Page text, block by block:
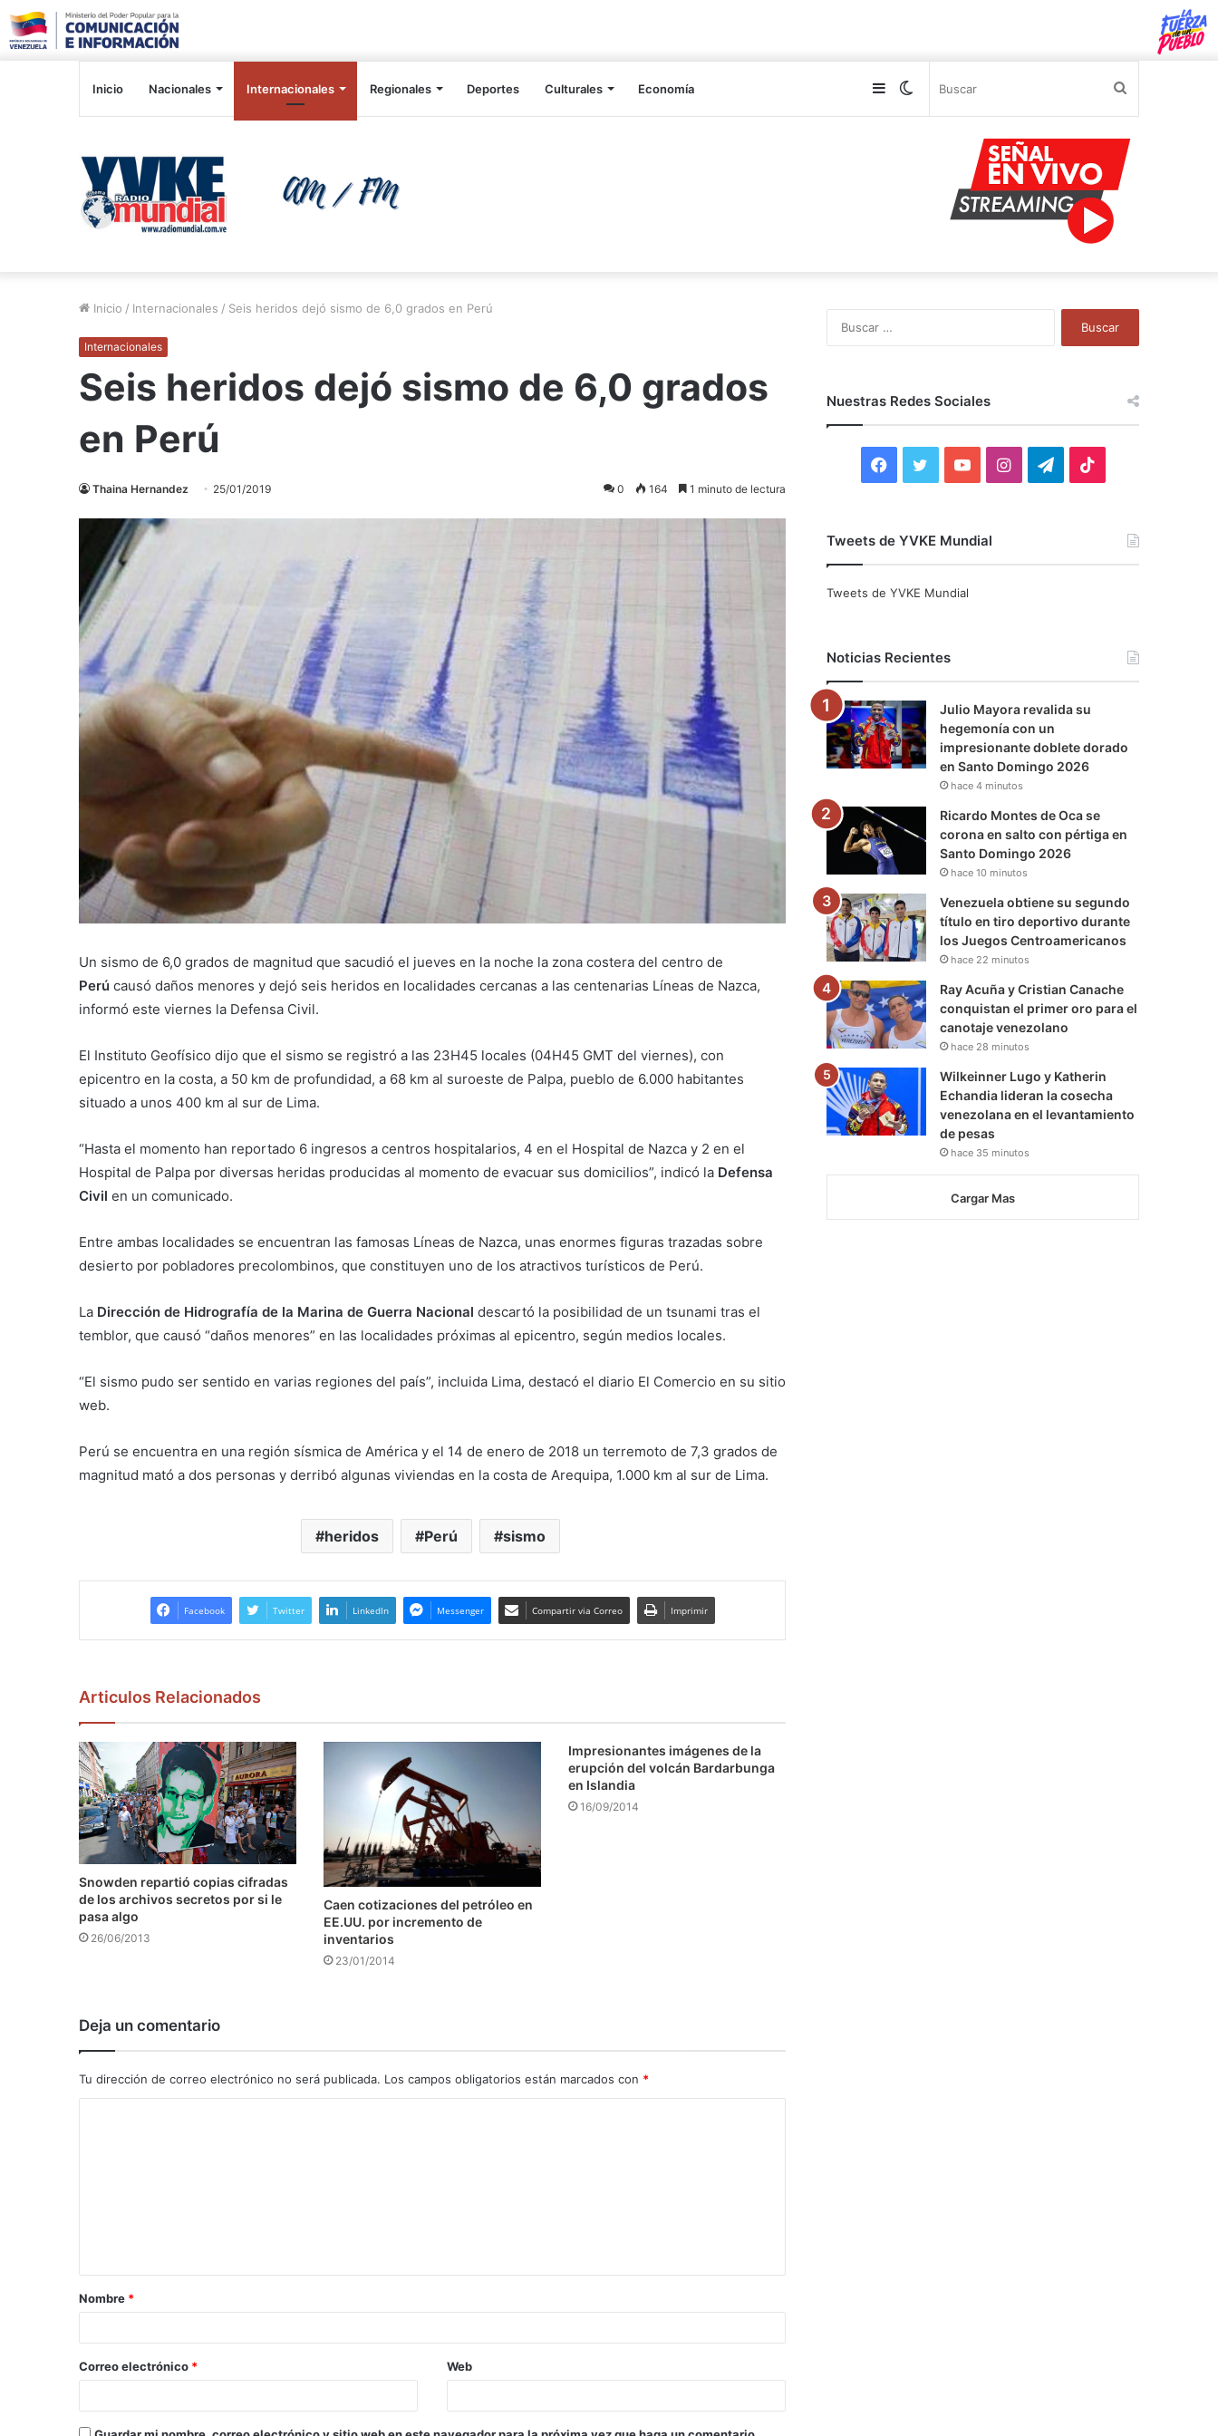
Inicio Nacionales Internacionales Regionales Deportes Culturales Economía Switch
Sidebar
Inicio / Internacionales / Seis heridos dejó sismo de 6,0 grados en Perú
Internacionales
Seis heridos dejó sismo de 6,0 grados
en Perú
Thaina Hernandez 25/01/2019 0 164 1 minuto de lectura
Un sismo de 6,0 grados de magnitud que sacudió el jueves en la noche la zona costera del centro de
Perú causó daños menores y dejó seis heridos en localidades cercanas a las centenarias Líneas de Nazca,
informó este viernes la Defensa Civil.
El Instituto Geofísico dijo que el sismo se registró a las 23H45 locales (04H45 GMT del viernes), con
epicentro en la costa, a 50 km de profundidad, a 68 km al suroeste de Palpa, pueblo de 6.000 habitantes
situado a unos 400 km al sur de Lima.
“Hasta el momento han reportado 6 ingresos a centros hospitalarios, 4 en el Hospital de Nazca y 2 en el
Hospital de Palpa por diversas heridas producidas al momento de evacuar sus domicilios”, indicó la Defensa
Civil en un comunicado.
Entre ambas localidades se encuentran las famosas Líneas de Nazca, unas enormes figuras trazadas sobre
desierto por pobladores precolombinos, que constituyen uno de los atractivos turísticos de Perú.
La Dirección de Hidrografía de la Marina de Guerra Nacional descartó la posibilidad de un tsunami tras el
temblor, que causó “daños menores” en las localidades próximas al epicentro, según medios locales.
“El sismo pudo ser sentido en varias regiones del país”, incluida Lima, destacó el diario El Comercio en su sitio
web.
Perú se encuentra en una región sísmica de América y el 14 de enero de 2018 un terremoto de 7,3 grados de
magnitud mató a dos personas y derribó algunas viviendas en la costa de Arequipa, 1.000 km al sur de Lima.
heridos Perú sismo
Facebook Twitter LinkedIn Messenger Compartir via Correo Imprimir
Articulos Relacionados
Snowden repartió copias cifradas
de los archivos secretos por si le
pasa algo
26/06/2013
Caen cotizaciones del petróleo en
EE.UU. por incremento de
inventarios
23/01/2014
Impresionantes imágenes de la
erupción del volcán Bardarbunga
en Islandia
16/09/2014
Deja un comentario
Tu dirección de correo electrónico no será publicada. Los campos obligatorios están marcados con *
a
r
*
Nombre *
Correo electrónico * Web
Nuestras Redes Sociales
F
c
o
k
i
r
Y
u
e
I
r
a
m
T
a
m
Tweets de YVKE Mundial
Tweets de YVKE Mundial
Noticias Recientes
Julio Mayora revalida su
hegemonía con un
impresionante doblete dorado
en Santo Domingo 2026
hace 4 minutos
Ricardo Montes de Oca se
corona en salto con pértiga en
Santo Domingo 2026
hace 10 minutos
Venezuela obtiene su segundo
título en tiro deportivo durante
los Juegos Centroamericanos
hace 22 minutos
Ray Acuña y Cristian Canache
conquistan el primer oro para el
canotaje venezolano
hace 28 minutos
Wilkeinner Lugo y Katherin
Echandia lideran la cosecha
venezolana en el levantamiento
de pesas
hace 35 minutos
Cargar Mas